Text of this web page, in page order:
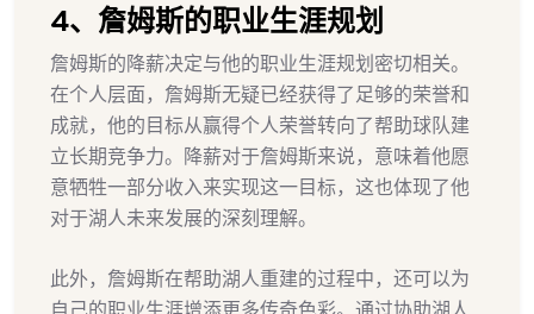
4、詹姆斯的职业生涯规划
詹姆斯的降薪决定与他的职业生涯规划密切相关。
在个人层面，詹姆斯无疑已经获得了足够的荣誉和
成就，他的目标从赢得个人荣誉转向了帮助球队建
立长期竞争力。降薪对于詹姆斯来说，意味着他愿
意牺牲一部分收入来实现这一目标，这也体现了他
对于湖人未来发展的深刻理解。
此外，詹姆斯在帮助湖人重建的过程中，还可以为
自己的职业生涯增添更多传奇色彩。通过协助湖人